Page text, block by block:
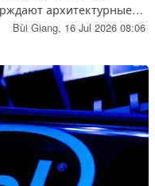
архитектурные
AMD Zen 6 Epyc
анонса AMD в
которое состоится
Bùi Giang, 16 Jul 2026 08:06